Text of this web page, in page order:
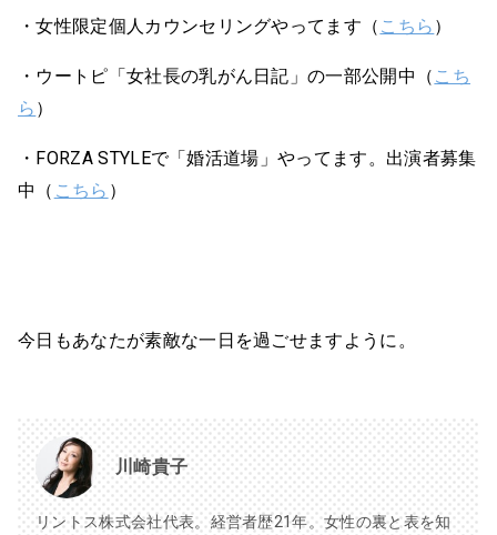
・女性限定個人カウンセリングやってます（ こちら ）
・ウートピ「女社長の乳がん日記」の一部公開中（ こち
ら ）
・FORZA STYLEで「婚活道場」やってます。出演者募集
中（ こちら ）
今日もあなたが素敵な一日を過ごせますように。
川崎貴子
リントス株式会社代表。経営者歴21年。女性の裏と表を知